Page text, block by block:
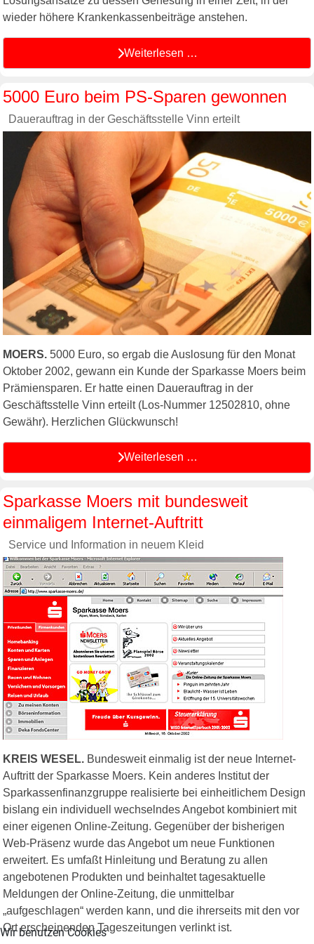
wieder höhere Krankenkassenbeiträge anstehen.
Weiterlesen …
5000 Euro beim PS-Sparen gewonnen
Dauerauftrag in der Geschäftsstelle Vinn erteilt
MOERS. 5000 Euro, so ergab die Auslosung für den Monat
Oktober 2002, gewann ein Kunde der Sparkasse Moers beim
Prämiensparen. Er hatte einen Dauerauftrag in der
Geschäftsstelle Vinn erteilt (Los-Nummer 12502810, ohne
Gewähr). Herzlichen Glückwunsch!
Weiterlesen …
Sparkasse Moers mit bundesweit
einmaligem Internet-Auftritt
Service und Information in neuem Kleid
KREIS WESEL. Bundesweit einmalig ist der neue Internet-
Auftritt der Sparkasse Moers. Kein anderes Institut der
Sparkassenfinanzgruppe realisierte bei einheitlichem Design
bislang ein individuell wechselndes Angebot kombiniert mit
einer eigenen Online-Zeitung. Gegenüber der bisherigen
Web-Präsenz wurde das Angebot um neue Funktionen
erweitert. Es umfaßt Hinleitung und Beratung zu allen
angebotenen Produkten und beinhaltet tagesaktuelle
Meldungen der Online-Zeitung, die unmittelbar
„aufgeschlagen“ werden kann, und die ihrerseits mit den vor
Ort erscheinenden Tageszeitungen verlinkt ist.
Wir benutzen Cookies